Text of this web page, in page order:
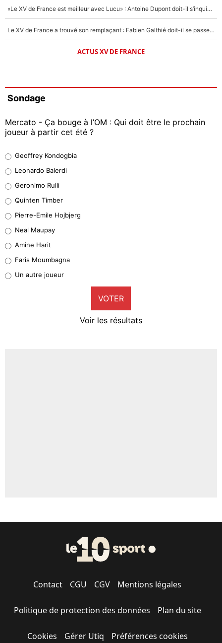
«Le XV de France est meilleur avec Lucu» : Antoine Dupont doit-il s’inquiéter pour sa place ?
Le XV de France a trouvé son remplaçant : Fabien Galthié doit-il se passer d'Antoine Dupont ?
ACTUS XV DE FRANCE
Sondage
Mercato - Ça bouge à l’OM : Qui doit être le prochain
joueur à partir cet été ?
38%
32%
4%
1%
9%
Geoffrey Kondogbia
Leonardo Balerdi
Geronimo Rulli
Quinten Timber
Pierre-Emile Hojbjerg
Neal Maupay
Amine Harit
Faris Moumbagna
Un autre joueur
VOTER
Voir les résultats
Contact CGU CGV Mentions légales
Politique de protection des données Plan du site
Cookies Gérer Utiq Préférences cookies